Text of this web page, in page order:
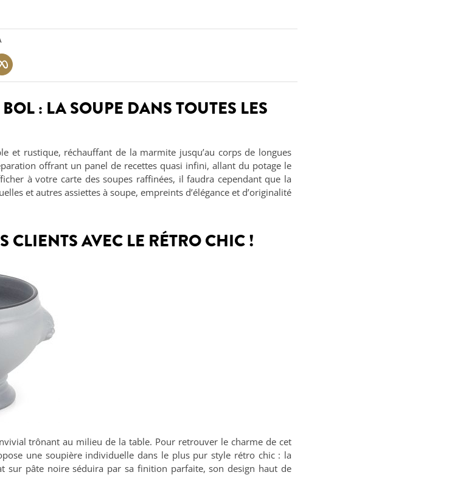
: LA SOUPE DANS TOUTES LES
et rustique, réchauffant de la marmite jusqu’au corps de longues
offrant un panel de recettes quasi infini, allant du potage le
à votre carte des soupes raffinées, il faudra cependant que la
et autres assiettes à soupe, empreints d’élégance et d’originalité
AVEC LE RÉTRO CHIC !
trônant au milieu de la table. Pour retrouver le charme de cet
une soupière individuelle dans le plus pur style rétro chic : la
sur pâte noire séduira par sa finition parfaite, son design haut de